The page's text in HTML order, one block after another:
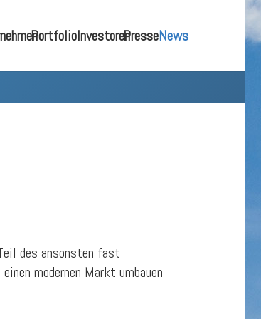
PortfolioInvestorenPresseNews
des ansonsten fast
modernen Markt umbauen